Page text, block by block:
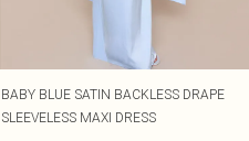
BABY BLUE SATIN BACKLESS DRAPE
SLEEVELESS MAXI DRESS